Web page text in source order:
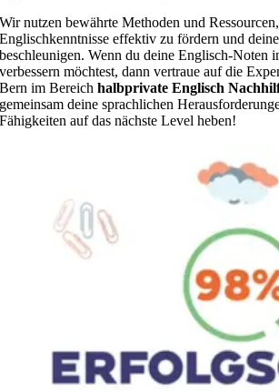
Wir nutzen bewährte Methoden und
Englischkenntnisse effektiv zu fördern und
beschleunigen. Wenn du deine Englisch-Noten
verbessern möchtest, dann vertraue auf die
Bern im Bereichhalbprivate Englisch
gemeinsam deine sprachlichen
Fähigkeiten auf das nächste Level heben!